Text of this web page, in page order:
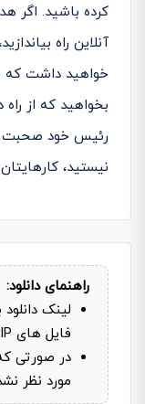
کرده باشید.
آنلاین راه
خواهید داشت که
بخواهید که از راه
رئیس خود صحبت
نیستید،
راهنمای دانلود:
فایل های ZIP ارائه شده است.
در صورتی
مورد نظر